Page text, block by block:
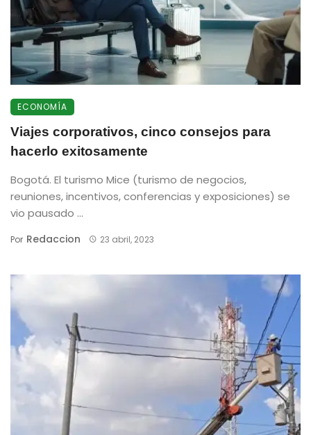
ECONOMÍA
Viajes corporativos, cinco consejos para
hacerlo exitosamente
Bogotá. El turismo Mice (turismo de negocios,
reuniones, incentivos, conferencias y exposiciones) se
vio pausado ...
Por Redaccion 23 abril, 2023